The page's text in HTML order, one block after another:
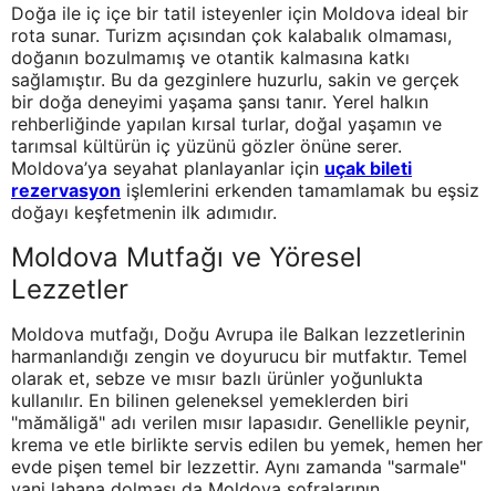
Doğa ile iç içe bir tatil isteyenler için Moldova ideal bir
rota sunar. Turizm açısından çok kalabalık olmaması,
doğanın bozulmamış ve otantik kalmasına katkı
sağlamıştır. Bu da gezginlere huzurlu, sakin ve gerçek
bir doğa deneyimi yaşama şansı tanır. Yerel halkın
rehberliğinde yapılan kırsal turlar, doğal yaşamın ve
tarımsal kültürün iç yüzünü gözler önüne serer.
Moldova’ya seyahat planlayanlar için uçak bileti
rezervasyon işlemlerini erkenden tamamlamak bu eşsiz
doğayı keşfetmenin ilk adımıdır.
Moldova Mutfağı ve Yöresel
Lezzetler
Moldova mutfağı, Doğu Avrupa ile Balkan lezzetlerinin
harmanlandığı zengin ve doyurucu bir mutfaktır. Temel
olarak et, sebze ve mısır bazlı ürünler yoğunlukta
kullanılır. En bilinen geleneksel yemeklerden biri
"mămăligă" adı verilen mısır lapasıdır. Genellikle peynir,
krema ve etle birlikte servis edilen bu yemek, hemen her
evde pişen temel bir lezzettir. Aynı zamanda "sarmale"